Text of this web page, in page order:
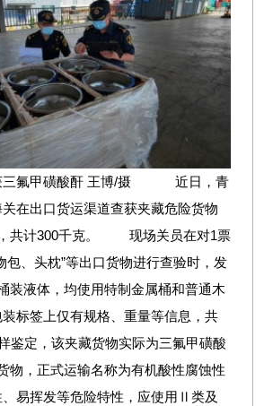
三氟甲磺酸酐 王博/摄 近日，青
在出口货运渠道查获夹藏危险货物
，共计300千克。 现场关员在对1票
包、头枕”等出口货物进行查验时，发
装液体，均使用特制金属桶和普通木
标签上仅有规格、重量等信息，共
鉴定，该夹藏货物实际为三氟甲磺酸
物，正式运输名称为有机酸性腐蚀性
易挥发等危险特性，应使用Ⅱ类及